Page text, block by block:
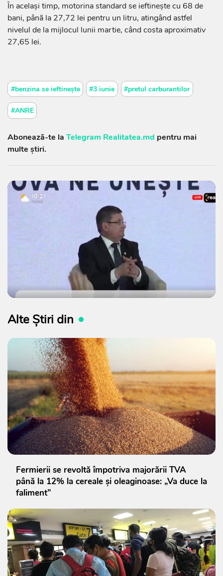
În același timp, motorina standard se ieftinește cu 68 de
bani, până la 27,72 lei pentru un litru, atingând astfel
nivelul de la mijlocul lunii martie, când costa aproximativ
27,65 lei.
#benzina se ieftinește #3 iunie #pretul carburantilor
#ANRE
Abonează-te la Telegram Realitatea.md pentru mai
multe știri.
Alte Știri din
Fermierii se revoltă împotriva majorării TVA
până la 12% la cereale și oleaginoase: „Va duce la
faliment”